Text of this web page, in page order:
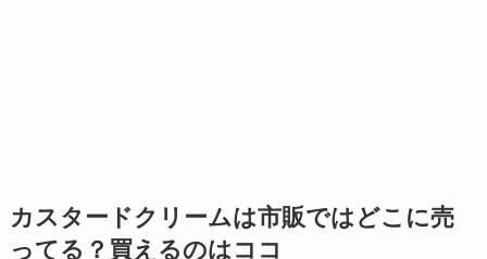
カスタードクリームは市販ではどこに売
ってる？買えるのはココ